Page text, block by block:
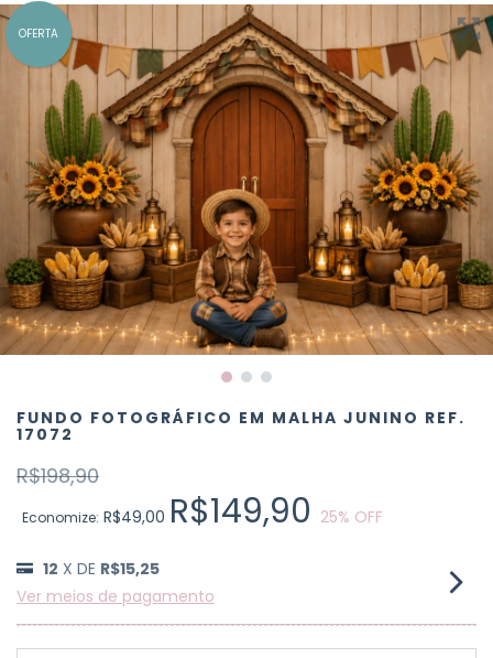
OFERTA
FUNDO FOTOGRÁFICO EM MALHA JUNINO REF.
17072
R$198,90
Economize: R$49,00 R$149,90 25% OFF
12 X DE R$15,25
Ver meios de pagamento